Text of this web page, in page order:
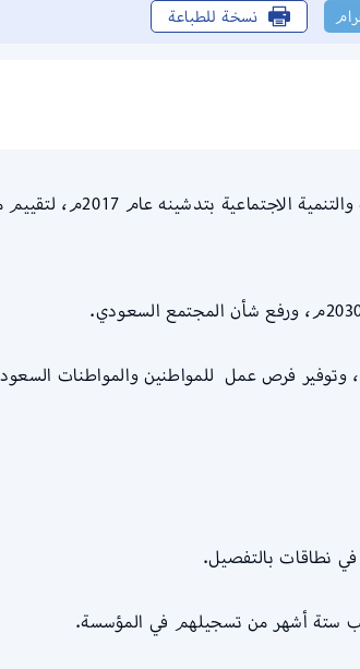
نسخة للطباعة
متى يحسب السعودي في نطاقات ذلك
وتوفير فرص عمل للمواطنين والمواطنات
في نطاقات بالتفصيل.
ستة أشهر من تسجيلهم في المؤسسة.